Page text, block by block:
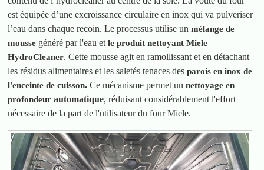
est équipée d’une excroissance circulaire en inox qui va pulveriser
l’eau dans chaque recoin. Le processus utilise unmélange de
mousse généré par l'eau etle produit nettoyant Miele
HydroCleaner. Cette mousse agit en ramollissant et en détachant
les résidus alimentaires et les saletés tenaces desparois en inox de
l'enceinte de cuisson. Ce mécanisme permet unnettoyage en
profondeur automatique, réduisant considérablement l'effort
nécessaire de la part de l'utilisateur du four Miele.